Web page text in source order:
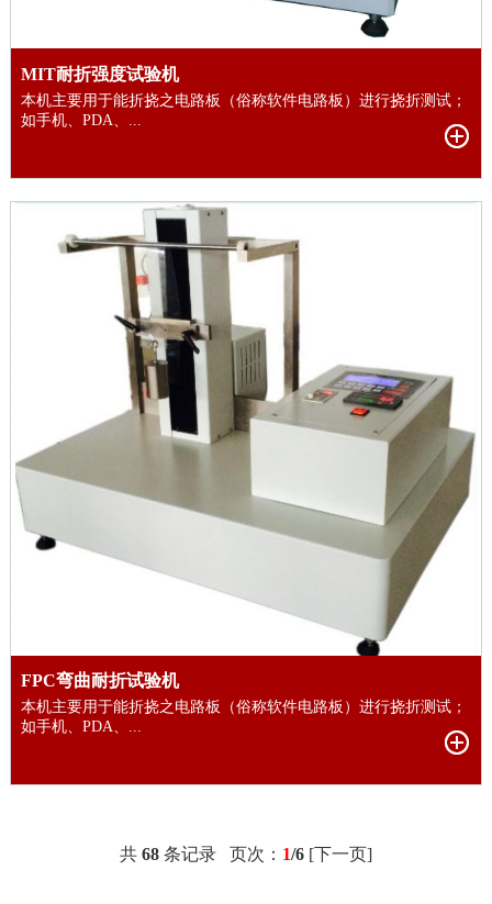
MIT耐折强度试验机
本机主要用于能折挠之电路板（俗称软件电路板）进行挠折测试；
如手机、PDA、...
FPC弯曲耐折试验机
本机主要用于能折挠之电路板（俗称软件电路板）进行挠折测试；
如手机、PDA、...
共 68条记录 页次： 1/6 [下一页]